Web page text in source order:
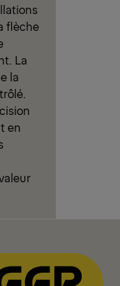
flèche
La
la
en